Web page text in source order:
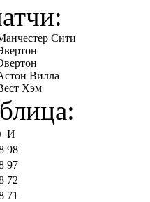
Сити
Вилла
Хэм
И
98
97
72
71